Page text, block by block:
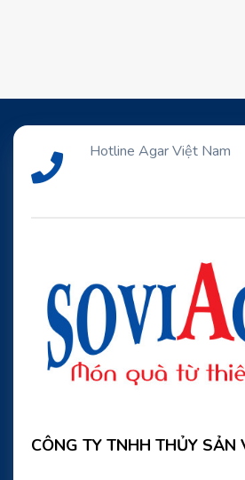
Hotline Agar Việt Nam
CÔNG TY TNHH THỦY SẢN